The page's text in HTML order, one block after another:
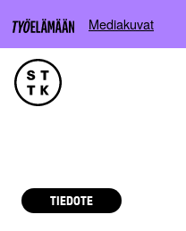
Mediakuvat
TIEDOTE